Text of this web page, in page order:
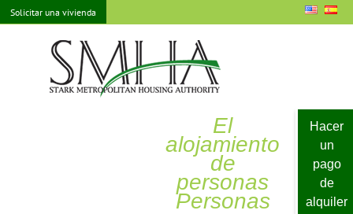
saltar
al
Solicitar una vivienda
El
alojamiento
de
personas
Personas
Hacer
un
pago
de
alquiler